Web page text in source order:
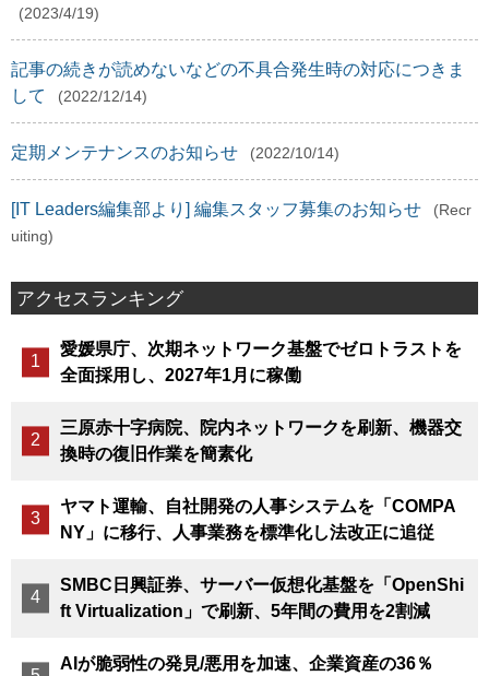
(2023/4/19)
記事の続きが読めないなどの不具合発生時の対応につきま
して
(2022/12/14)
定期メンテナンスのお知らせ (2022/10/14)
[IT Leaders編集部より] 編集スタッフ募集のお知らせ
(Recr
uiting)
アクセスランキング
愛媛県庁、次期ネットワーク基盤でゼロトラストを
全面採用し、2027年1月に稼働
三原赤十字病院、院内ネットワークを刷新、機器交
換時の復旧作業を簡素化
ヤマト運輸、自社開発の人事システムを「COMPA
NY」に移行、人事業務を標準化し法改正に追従
SMBC日興証券、サーバー仮想化基盤を「OpenShi
ft Virtualization」で刷新、5年間の費用を2割減
AIが脆弱性の発見/悪用を加速、企業資産の36％